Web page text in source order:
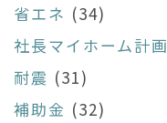
省エネ (34)
社長マイホーム計画
耐震 (31)
補助金 (32)